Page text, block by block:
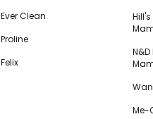
Ever Clean
Proline
Felix
Hill's
N&D
Me-